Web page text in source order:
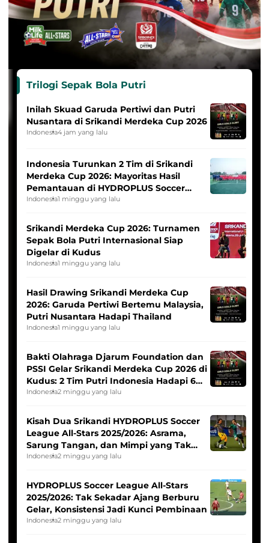
Trilogi Sepak Bola Putri
Inilah Skuad Garuda Pertiwi dan Putri
Nusantara di Srikandi Merdeka Cup 2026
Indonesia4 jam yang lalu
Indonesia Turunkan 2 Tim di Srikandi
Merdeka Cup 2026: Mayoritas Hasil
Pemantauan di HYDROPLUS Soccer
League
Indonesia1 minggu yang lalu
Srikandi Merdeka Cup 2026: Turnamen
Sepak Bola Putri Internasional Siap
Digelar di Kudus
Indonesia1 minggu yang lalu
Hasil Drawing Srikandi Merdeka Cup
2026: Garuda Pertiwi Bertemu Malaysia,
Putri Nusantara Hadapi Thailand
Indonesia1 minggu yang lalu
Bakti Olahraga Djarum Foundation dan
PSSI Gelar Srikandi Merdeka Cup 2026 di
Kudus: 2 Tim Putri Indonesia Hadapi 6
Tim Asia
Indonesia2 minggu yang lalu
Kisah Dua Srikandi HYDROPLUS Soccer
League All-Stars 2025/2026: Asrama,
Sarung Tangan, dan Mimpi yang Tak
Pernah Padam
Indonesia2 minggu yang lalu
HYDROPLUS Soccer League All-Stars
2025/2026: Tak Sekadar Ajang Berburu
Gelar, Konsistensi Jadi Kunci Pembinaan
Indonesia2 minggu yang lalu